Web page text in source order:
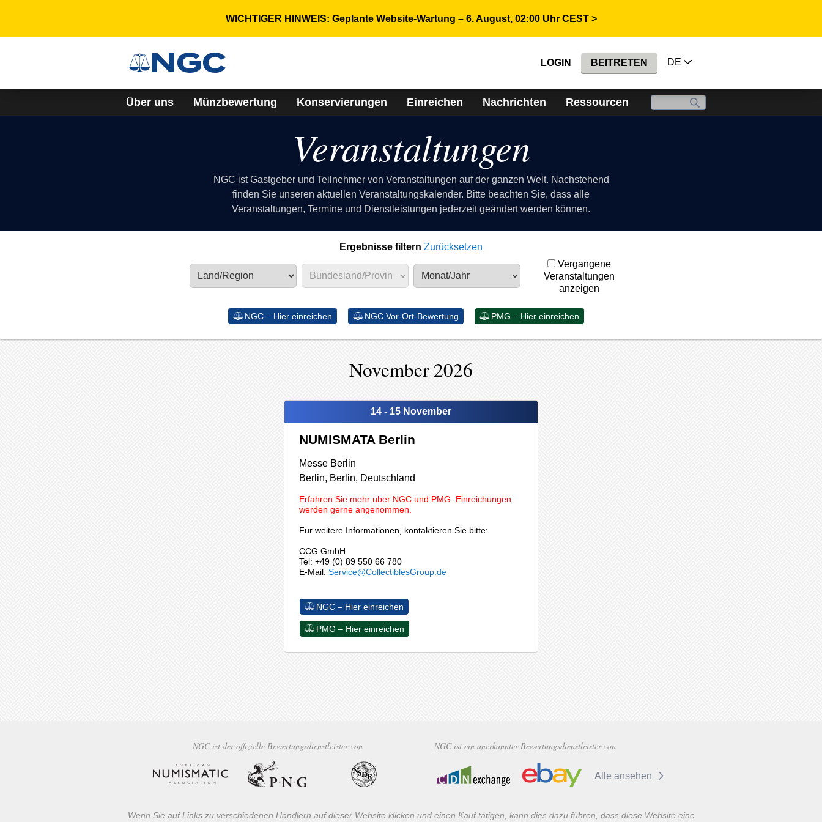
WICHTIGER HINWEIS: Geplante Website-Wartung – 6. August, 02:00 Uhr CEST >
LOGIN BEITRETEN DE
Über uns Münzbewertung Konservierungen Einreichen Nachrichten Ressourcen
Veranstaltungen
NGC ist Gastgeber und Teilnehmer von Veranstaltungen auf der ganzen Welt. Nachstehend
finden Sie unseren aktuellen Veranstaltungskalender. Bitte beachten Sie, dass alle
Veranstaltungen, Termine und Dienstleistungen jederzeit geändert werden können.
Ergebnisse filtern Zurücksetzen
Vergangene
Veranstaltungen
anzeigen
NGC – Hier einreichen NGC Vor‐Ort‐Bewertung PMG – Hier einreichen
November 2026
14 - 15 November
NUMISMATA Berlin
Messe Berlin
Berlin, Berlin, Deutschland
Erfahren Sie mehr über NGC und PMG. Einreichungen
werden gerne angenommen.
Für weitere Informationen, kontaktieren Sie bitte:
CCG GmbH
Tel: +49 (0) 89 550 66 780
E-Mail: Service@CollectiblesGroup.de
NGC – Hier einreichen
PMG – Hier einreichen
NGC ist der offizielle Bewertungsdienstleister von NGC ist ein anerkannter Bewertungsdienstleister von
Alle ansehen
Wenn Sie auf Links zu verschiedenen Händlern auf dieser Website klicken und einen Kauf tätigen, kann dies dazu führen, dass diese Website eine